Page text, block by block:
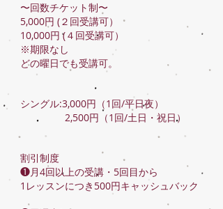
〜回数チケット制〜
5,000円 (２回受講可）
10,000円 (４回受講可）
※期限なし
どの曜日でも受講可。
シングル:3,000円（1回/平日夜）
2,500円（1回/土日・祝日）
割引制度
❶月4回以上の受講・5回目から
1レッスンにつき500円キャッシュバック